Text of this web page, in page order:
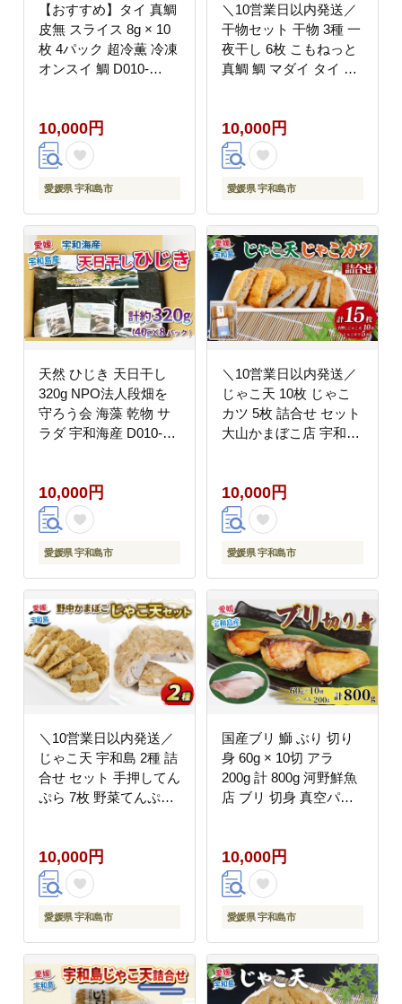
【おすすめ】タイ 真鯛
皮無 スライス 8g × 10
枚 4パック 超冷薫 冷凍
オンスイ 鯛 D010-
10,000円
愛媛県 宇和島市
＼10営業日以内発送／
干物セット 干物 3種 一
夜干し 6枚 こもねっと
真鯛 鯛 マダイ タイ カ
海産干物 藻塩 干物 ヒ
モノ ひもの 朝食 和食
焼くだけ 簡単調理 便利
一人暮らし 小分け 真空
愛媛 宇和島 D010-
008002
10,000円
愛媛県 宇和島市
天然 ひじき 天日干し
320g NPO法人段畑を
守ろう会 海藻 乾物 サ
ラダ 宇和海産 D010-
10,000円
愛媛県 宇和島市
＼10営業日以内発送／
じゃこ天 10枚 じゃこ
カツ 5枚 詰合せ セット
大山かまぼこ店 宇和島
アレンジ 具 出汁 だし
小分け 酒 おつまみ 肴
蒲鉾 かまぼこ 魚肉 水
産 贈り物 加工品 特産
宇和島 C010-007001
10,000円
愛媛県 宇和島市
＼10営業日以内発送／
じゃこ天 宇和島 2種 詰
合せ セット 手押してん
ぷら 7枚 野菜てんぷら
土産 ごちそう すり身
練り物 ねりもの 惣菜
おでん 具 出汁 だし 小
分け 郷土料理 酒 おつ
産品 国産 愛媛 C010-
014003
10,000円
愛媛県 宇和島市
国産ブリ 鰤 ぶり 切り
身 60g × 10切 アラ
200g 計 800g 河野鮮魚
店 ブリ 切身 真空パッ
おすすめ 簡単 調理 照
焼 照り焼き ぶり大根
鰤大根 急速冷凍 冷凍
数量限定 産地直送 国産
177007
10,000円
愛媛県 宇和島市